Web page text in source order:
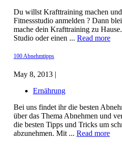
Du willst Krafttraining machen
Fitnessstudio anmelden ? Dann
mache dein Krafttraining zu
Studio oder einen ... Read more
100 Abnehmtipps
May 8, 2013 |
Ernährung
Bei uns findet ihr die besten
über das Thema Abnehmen und
die besten Tipps und Tricks um
abzunehmen. Mit ... Read more